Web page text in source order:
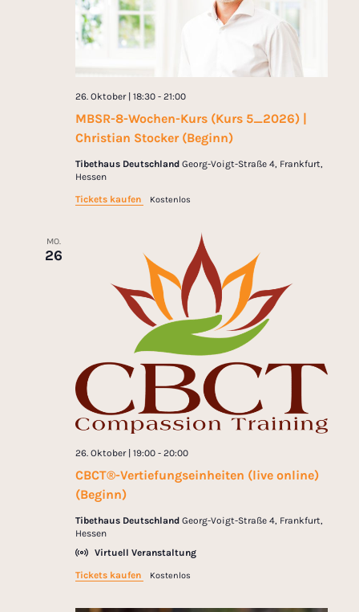
MBSR-8-Wochen-Kurs (Kurs 5_2026) |
Christian Stocker (Beginn)
26. Oktober | 18:30- 21:00
Tibethaus Deutschland Georg-Voigt-Straße 4, Frankfurt,
Hessen
Tickets kaufen
Kostenlos
MO.
26
CBCT®-Vertiefungseinheiten (live online)
(Beginn)
26. Oktober | 19:00- 20:00
Tibethaus Deutschland Georg-Voigt-Straße 4, Frankfurt,
Hessen
Virtuell Veranstaltung
Tickets kaufen
Kostenlos